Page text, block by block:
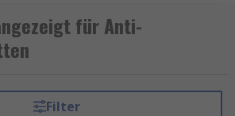
beim Stehen auf dem
Zeit. Ergonomische
der Produktivität
verringern.
für Anti-
Filter